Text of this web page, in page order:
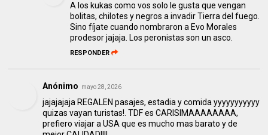
A los kukas como vos solo le gusta que vengan
bolitas, chilotes y negros a invadir Tierra del fuego.
Sino fíjate cuando nombraron a Evo Morales
prodesor jajaja. Los peronistas son un asco.
RESPONDER
Anónimo mayo 28, 2026
jajajajaja REGALEN pasajes, estadia y comida yyyyyyyyyyy
quizas vayan turistas!. TDF es CARISIMAAAAAAAA,
prefiero viajar a USA que es mucho mas barato y de